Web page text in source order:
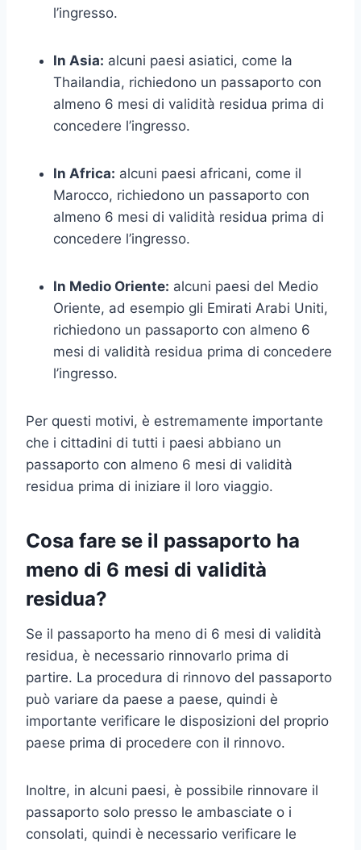
l’ingresso.
In Asia: alcuni paesi asiatici, come la
Thailandia, richiedono un passaporto con
almeno 6 mesi di validità residua prima di
concedere l’ingresso.
In Africa: alcuni paesi africani, come il
Marocco, richiedono un passaporto con
almeno 6 mesi di validità residua prima di
concedere l’ingresso.
In Medio Oriente: alcuni paesi del Medio
Oriente, ad esempio gli Emirati Arabi Uniti,
richiedono un passaporto con almeno 6
mesi di validità residua prima di concedere
l’ingresso.
Per questi motivi, è estremamente importante
che i cittadini di tutti i paesi abbiano un
passaporto con almeno 6 mesi di validità
residua prima di iniziare il loro viaggio.
Cosa fare se il passaporto ha
meno di 6 mesi di validità
residua?
Se il passaporto ha meno di 6 mesi di validità
residua, è necessario rinnovarlo prima di
partire. La procedura di rinnovo del passaporto
può variare da paese a paese, quindi è
importante verificare le disposizioni del proprio
paese prima di procedere con il rinnovo.
Inoltre, in alcuni paesi, è possibile rinnovare il
passaporto solo presso le ambasciate o i
consolati, quindi è necessario verificare le